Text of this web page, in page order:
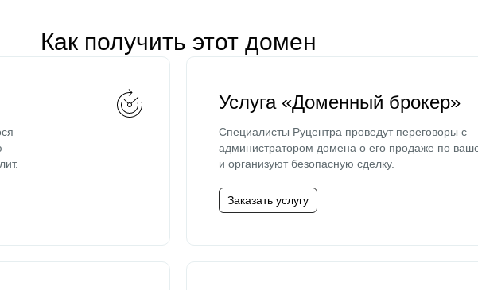
Как получить этот домен
Услуга «Доменный брокер»
Специалисты Руцентра проведут переговоры с
администратором домена о его продаже по
и организуют безопасную сделку.
Заказать услугу